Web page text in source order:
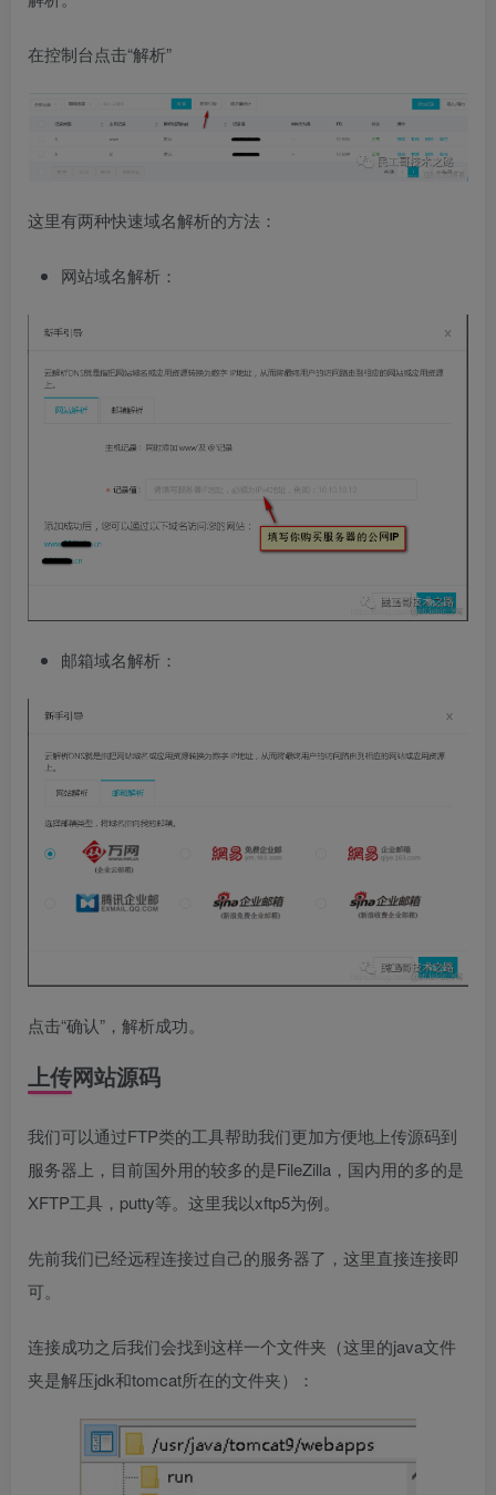
在控制台点击“解析”
这里有两种快速域名解析的方法：
网站域名解析：
邮箱域名解析：
点击“确认”，解析成功。
上传网站源码
我们可以通过FTP类的工具帮助我们更加方便地上传源码到
服务器上，目前国外用的较多的是FileZilla，国内用的多的是
XFTP工具，putty等。这里我以xftp5为例。
先前我们已经远程连接过自己的服务器了，这里直接连接即
可。
连接成功之后我们会找到这样一个文件夹（这里的java文件
夹是解压jdk和tomcat所在的文件夹）：